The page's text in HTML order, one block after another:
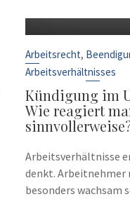
Arbeitsrecht,
Arbeitsverhältnisses
Kündigung im
Wie reagiert
Arbeitsverhältnisse
denkt. Arbeitnehmer
besonders wachsam